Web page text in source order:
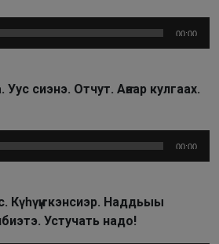
00:00
сиэнэ. Отчут. Аҥаар кулгаах.
00:00
Күһүҥҥү кэнсиэр. Наддьыы
Устучать надо!